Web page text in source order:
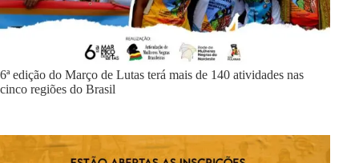
6ª edição do Março de Lutas terá mais de 140 atividades nas
cinco regiões do Brasil